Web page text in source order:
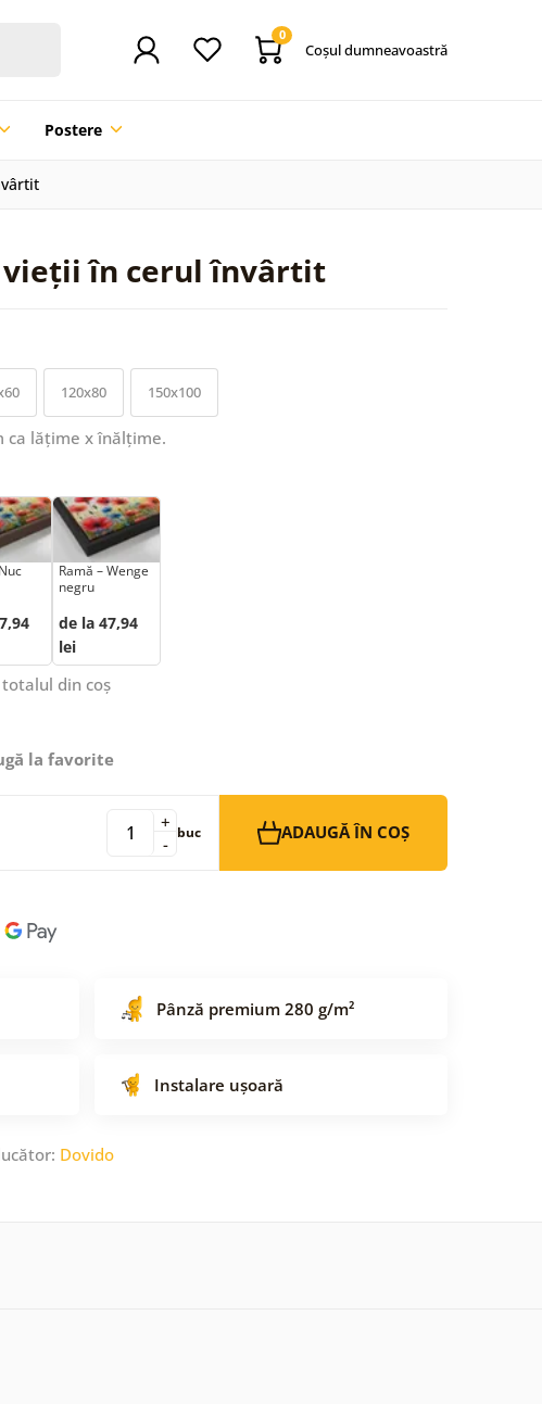
0
Coşul dumneavoastră
Postere
vieții în cerul învârtit
120x80 150x100
ca lățime x înălțime.
Ramă – Wenge
negru
de la 47,94
lei
din coș
la favorite
-
+ buc ADAUGĂ ÎN COȘ
Pânză premium 280 g/m²
Instalare ușoară
Dovido